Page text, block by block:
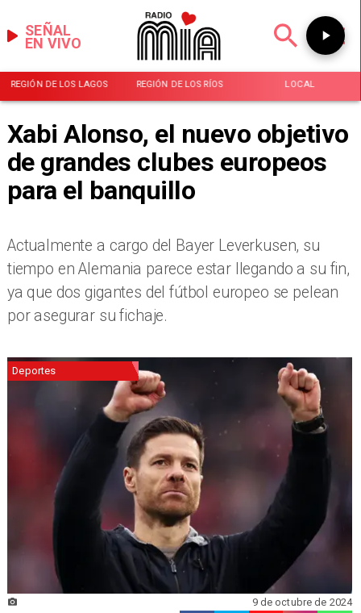
EN VIVO
SEÑAL
REGIÓN DE LOS LAGOS REGIÓN DE LOS RÍOS LOCAL
Xabi Alonso, el nuevo objetivo
de grandes clubes europeos
para el banquillo
Actualmente a cargo del Bayer Leverkusen, su
tiempo en Alemania parece estar llegando a su fin,
ya que dos gigantes del fútbol europeo se pelean
por asegurar su fichaje.
Deportes
9 de octubre de 2024